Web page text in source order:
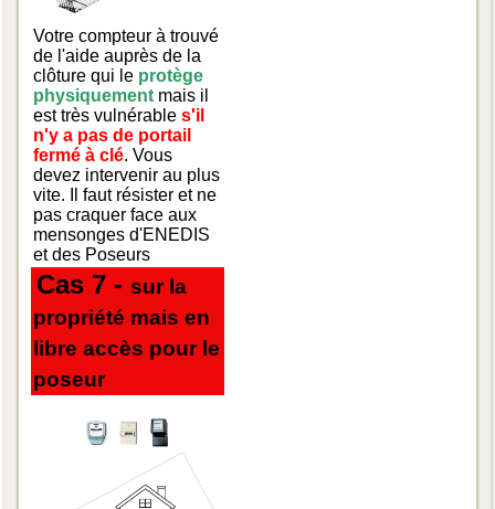
Votre compteur à trouvé
de l'aide auprès de la
clôture qui le protège
physiquement mais il
est très vulnérables'il
n'y a pas de portail
fermé à clé. Vous
devez intervenir au plus
vite. Il faut résister et ne
pas craquer face aux
mensonges d'ENEDIS
et des Poseurs
Cas 7 -sur la
propriété mais en
libre accès pour le
poseur